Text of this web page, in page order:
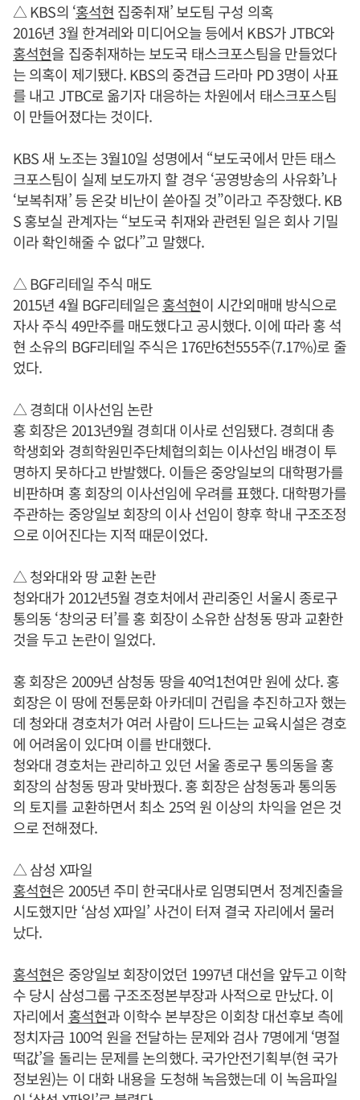
△ KBS의 ‘홍석현 집중취재’ 보도팀 구성 의혹
2016년 3월 한겨레와 미디어오늘 등에서 KBS가 JTBC와
홍석현을 집중취재하는 보도국 태스크포스팀을 만들었다
는 의혹이 제기됐다. KBS의 중견급 드라마 PD 3명이 사표
를 내고 JTBC로 옮기자 대응하는 차원에서 태스크포스팀
이 만들어졌다는 것이다.
KBS 새 노조는 3월10일 성명에서 “보도국에서 만든 태스
크포스팀이 실제 보도까지 할 경우 ‘공영방송의 사유화’나
‘보복취재’ 등 온갖 비난이 쏟아질 것”이라고 주장했다. KB
S 홍보실 관계자는 “보도국 취재와 관련된 일은 회사 기밀
이라 확인해줄 수 없다”고 말했다.
△ BGF리테일 주식 매도
2015년 4월 BGF리테일은홍석현이 시간외매매 방식으로
자사 주식 49만주를 매도했다고 공시했다. 이에 따라 홍 석
현 소유의 BGF리테일 주식은 176만6천555주(7.17%)로 줄
었다.
△ 경희대 이사선임 논란
홍 회장은 2013년9월 경희대 이사로 선임됐다. 경희대 총
학생회와 경희학원민주단체협의회는 이사선임 배경이 투
명하지 못하다고 반발했다. 이들은 중앙일보의 대학평가를
비판하며 홍 회장의 이사선임에 우려를 표했다. 대학평가를
주관하는 중앙일보 회장의 이사 선임이 향후 학내 구조조정
으로 이어진다는 지적 때문이었다.
△ 청와대와 땅 교환 논란
청와대가 2012년5월 경호처에서 관리중인 서울시 종로구
통의동 ‘창의궁 터’를 홍 회장이 소유한 삼청동 땅과 교환한
것을 두고 논란이 일었다.
홍 회장은 2009년 삼청동 땅을 40억1천여만 원에 샀다. 홍
회장은 이 땅에 전통문화 아카데미 건립을 추진하고자 했는
데 청와대 경호처가 여러 사람이 드나드는 교육시설은 경호
에 어려움이 있다며 이를 반대했다.
청와대 경호처는 관리하고 있던 서울 종로구 통의동을 홍
회장의 삼청동 땅과 맞바꿨다. 홍 회장은 삼청동과 통의동
의 토지를 교환하면서 최소 25억 원 이상의 차익을 얻은 것
으로 전해졌다.
△ 삼성 X파일
홍석현은 2005년 주미 한국대사로 임명되면서 정계진출을
시도했지만 ‘삼성 X파일’ 사건이 터져 결국 자리에서 물러
났다.
홍석현은 중앙일보 회장이었던 1997년 대선을 앞두고 이학
수 당시 삼성그룹 구조조정본부장과 사적으로 만났다. 이
자리에서 홍석현과 이학수 본부장은 이회창 대선후보 측에
정치자금 100억 원을 전달하는 문제와 검사 7명에게 ‘명절
떡값’을 돌리는 문제를 논의했다. 국가안전기획부(현 국가
정보원)는 이 대화 내용을 도청해 녹음했는데 이 녹음파일